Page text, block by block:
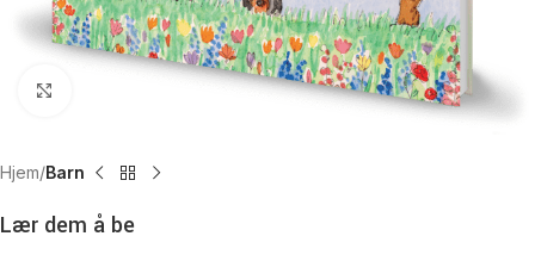
Hjem Barn
Lær dem å be